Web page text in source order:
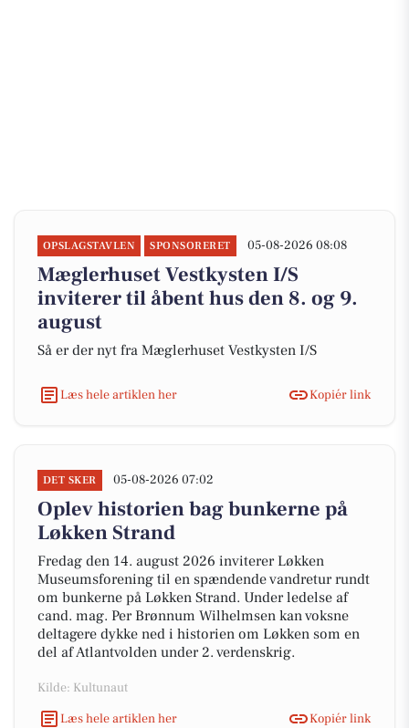
OPSLAGSTAVLEN SPONSORERET 05-08-2026 08:08
Mæglerhuset Vestkysten I/S
inviterer til åbent hus den 8. og 9.
august
Så er der nyt fra Mæglerhuset Vestkysten I/S
Læs hele artiklen her Kopiér link
DET SKER 05-08-2026 07:02
Oplev historien bag bunkerne på
Løkken Strand
Fredag den 14. august 2026 inviterer Løkken
Museumsforening til en spændende vandretur rundt
om bunkerne på Løkken Strand. Under ledelse af
cand. mag. Per Brønnum Wilhelmsen kan voksne
deltagere dykke ned i historien om Løkken som en
del af Atlantvolden under 2. verdenskrig.
Kilde: Kultunaut
Læs hele artiklen her
Kopiér link